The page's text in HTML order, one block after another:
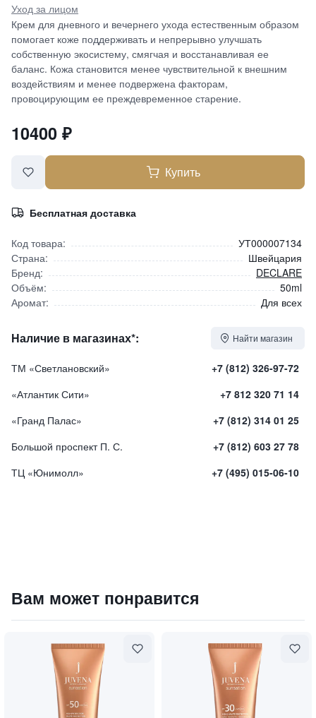
Уход за лицом
Крем для дневного и вечернего ухода естественным образом
помогает коже поддерживать и непрерывно улучшать
собственную экосистему, смягчая и восстанавливая ее
баланс. Кожа становится менее чувствительной к внешним
воздействиям и менее подвержена факторам,
провоцирующим ее преждевременное старение.
10400 ₽
Купить
Бесплатная доставка
Код товара:
УТ000007134
Страна:
Швейцария
Бренд:
DECLARE
Объём:
50ml
Аромат:
Для всех
Наличие в магазинах*: Найти магазин
ТМ «Светлановский»
+7 (812) 326-97-72
«Атлантик Сити»
+7 812 320 71 14
«Гранд Палас»
+7 (812) 314 01 25
Большой проспект П. С.
+7 (812) 603 27 78
ТЦ «Юнимолл»
+7 (495) 015-06-10
10400₽9 840 ₽
Вам может понравится